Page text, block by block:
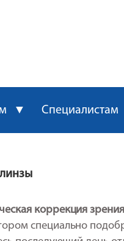
▼
коррекция зрения
специально